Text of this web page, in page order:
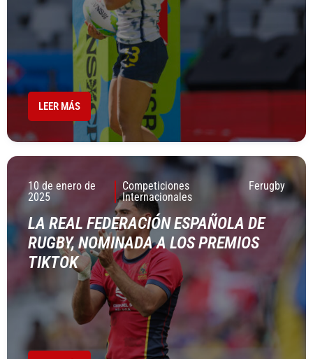
LEER MÁS
10 de enero de
2025
Competiciones
Internacionales
Ferugby
LA REAL FEDERACIÓN ESPAÑOLA DE
RUGBY, NOMINADA A LOS PREMIOS
TIKTOK